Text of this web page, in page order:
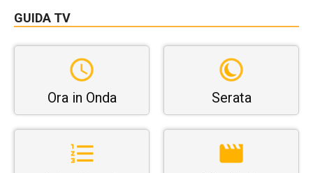
GUIDA TV
Ora in Onda Serata